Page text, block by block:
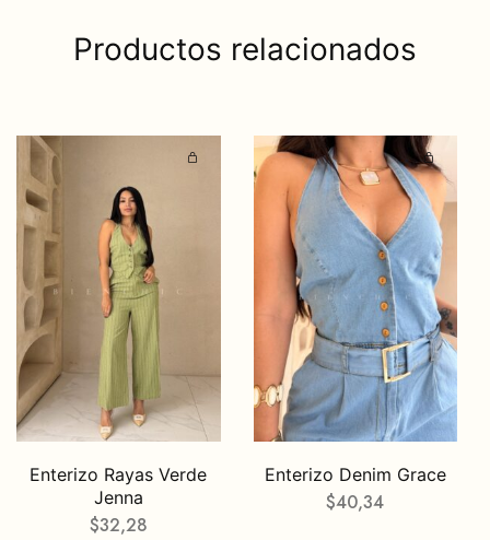
Productos relacionados
Enterizo Rayas Verde
Jenna
$32,28
Enterizo Denim Grace
$40,34